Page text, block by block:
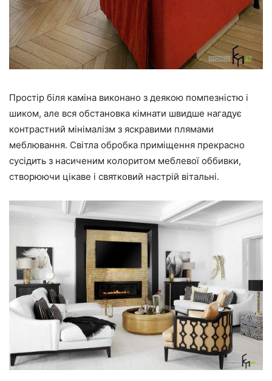
Простір біля каміна виконано з деякою помпезністю і
шиком, але вся обстановка кімнати швидше нагадує
контрастний мінімалізм з яскравими плямами
меблювання. Світла обробка приміщення прекрасно
сусідить з насиченим колоритом меблевої оббивки,
створюючи цікаве і святковий настрій вітальні.